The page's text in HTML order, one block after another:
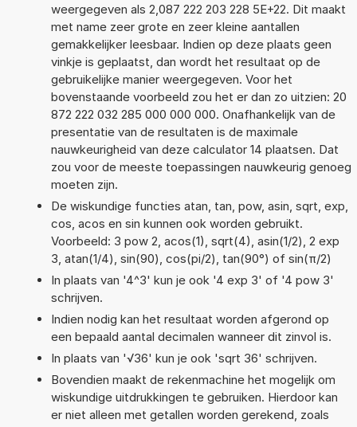
weergegeven als 2,087 222 203 228 5E+22. Dit maakt
met name zeer grote en zeer kleine aantallen
gemakkelijker leesbaar. Indien op deze plaats geen
vinkje is geplaatst, dan wordt het resultaat op de
gebruikelijke manier weergegeven. Voor het
bovenstaande voorbeeld zou het er dan zo uitzien: 20
872 222 032 285 000 000 000. Onafhankelijk van de
presentatie van de resultaten is de maximale
nauwkeurigheid van deze calculator 14 plaatsen. Dat
zou voor de meeste toepassingen nauwkeurig genoeg
moeten zijn.
De wiskundige functies atan, tan, pow, asin, sqrt, exp,
cos, acos en sin kunnen ook worden gebruikt.
Voorbeeld: 3 pow 2, acos(1), sqrt(4), asin(1/2), 2 exp
3, atan(1/4), sin(90), cos(pi/2), tan(90°) of sin(π/2)
In plaats van '4^3' kun je ook '4 exp 3' of '4 pow 3'
schrijven.
Indien nodig kan het resultaat worden afgerond op
een bepaald aantal decimalen wanneer dit zinvol is.
In plaats van '√36' kun je ook 'sqrt 36' schrijven.
Bovendien maakt de rekenmachine het mogelijk om
wiskundige uitdrukkingen te gebruiken. Hierdoor kan
er niet alleen met getallen worden gerekend, zoals